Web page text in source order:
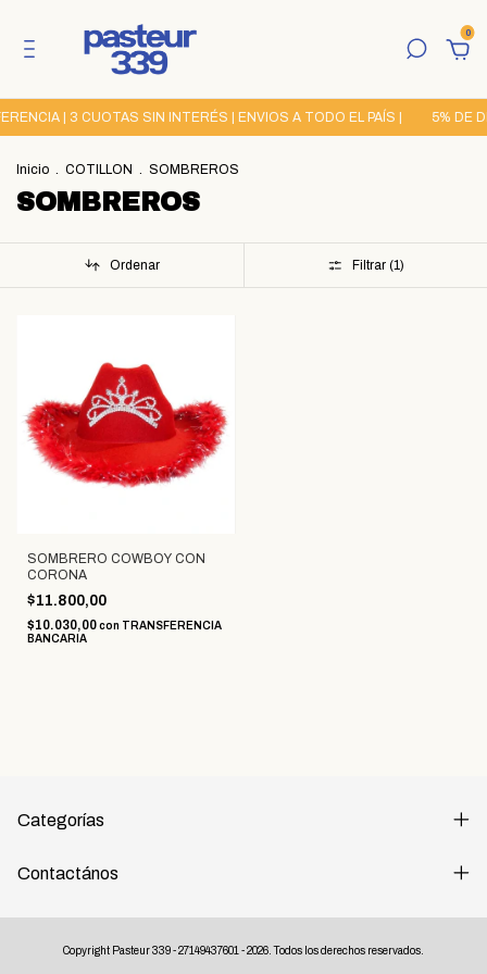
0
| 3 CUOTAS SIN INTERÉS | ENVIOS A TODO EL PAÍS | 5% DE
Inicio . COTILLON . SOMBREROS
SOMBREROS
Ordenar Filtrar (1)
SOMBRERO COWBOY CON
CORONA
$11.800,00
$10.030,00con TRANSFERENCIA
BANCARIA
Categorías
Contactános
Copyright Pasteur 339 - 27149437601 - 2026. Todos los derechos reservados.